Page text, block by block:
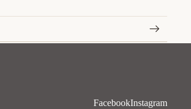
FacebookInstagram